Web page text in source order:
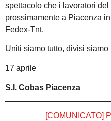
spettacolo che i lavoratori
prossimamente a Piacenza
Fedex-Tnt.
Uniti siamo tutto, divisi siamo
17 aprile
S.I. Cobas Piacenza
[COMUNICATO]